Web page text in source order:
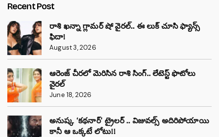
Recent Post
రాశి ఖన్నా గ్లామర్ షో వైరల్.. ఈ లుక్ చూసి ఫ్యాన్స్
ఫిదా!
August 3, 2026
ఆరెంజ్ చీరలో మెరిసిన రాశి సింగ్.. లేటెస్ట్ ఫొటోలు
వైరల్
June 18, 2026
అనుష్క ‘కథనార్’ ట్రైలర్ .. విజువల్స్ అదిరిపోయాయి
కానీ ఆ ఒక్కటే లోటు!!